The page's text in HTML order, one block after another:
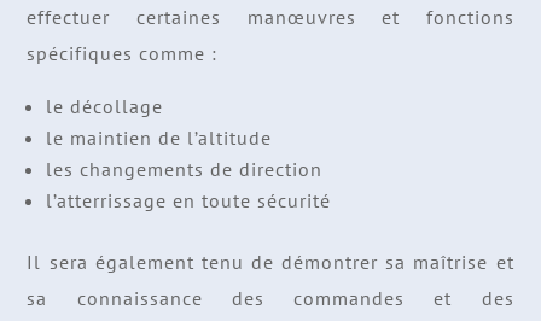
effectuer certaines manœuvres et fonctions
spécifiques comme :
le décollage
le maintien de l’altitude
les changements de direction
l’atterrissage en toute sécurité
Il sera également tenu de démontrer sa maîtrise et
sa connaissance des commandes et des